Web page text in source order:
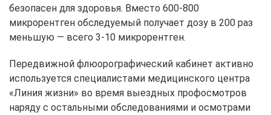
безопасен для здоровья. Вместо 600-800
микрорентген обследуемый получает дозу в 200 раз
меньшую — всего 3-10 микрорентген.
Передвижной флюорографический кабинет активно
используется специалистами медицинского центра
«Линия жизни» во время выездных профосмотров
наряду с остальными обследованиями и осмотрами